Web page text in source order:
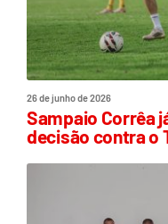
26 de junho de 2026
Sampaio Corrêa
decisão contra o